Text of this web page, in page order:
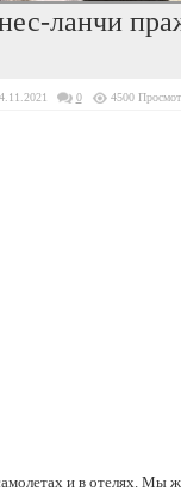
ланчи
0 4500
и в отелях. Мы